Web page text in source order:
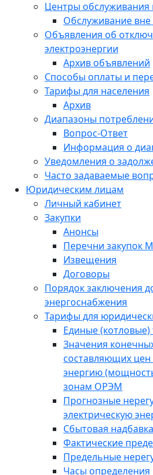
Центры обслуживания
Обслуживание
Объявления об
электроэнергии
Архив объявлений
Способы оплаты и
Тарифы для населения
Архив
Диапазоны
Вопрос-Ответ
Информация о
Уведомления о
Часто задаваемые
Юридическим лицам
Личный кабинет
Закупки
Анонсы
Перечни закупок
Извещения
Договоры
Порядок заключения
энергоснабжения
Тарифы для
Единые
Значения
составляющих цен
энергию
зонам ОРЭМ
Прогнозные
электрическую
Сбытовая
Фактические
Предельные
Часы